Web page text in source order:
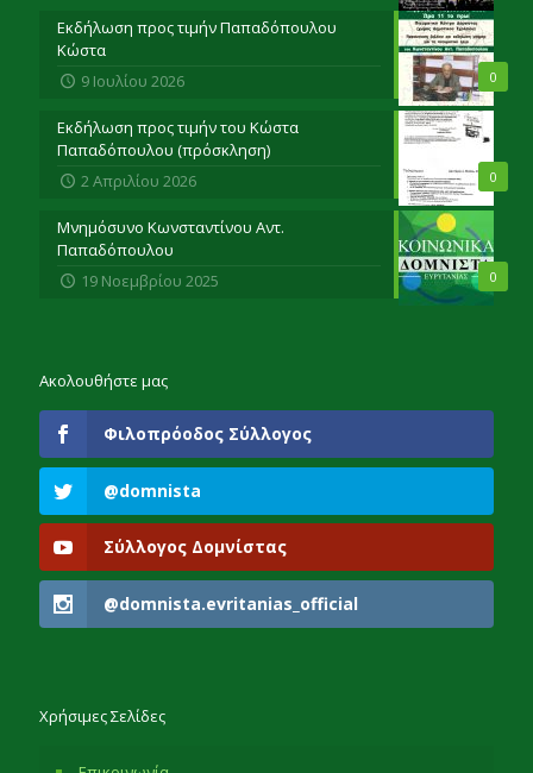
0
Εκδήλωση προς τιμήν Παπαδόπουλου
Κώστα
9 Ιουλίου 2026
0
Εκδήλωση προς τιμήν του Κώστα
Παπαδόπουλου (πρόσκληση)
2 Απριλίου 2026
0
Μνημόσυνο Κωνσταντίνου Αντ.
Παπαδόπουλου
19 Νοεμβρίου 2025
Ακολουθήστε μας
Φιλοπρόοδος Σύλλογος
@domnista
Σύλλογος Δομνίστας
@domnista.evritanias_official
Χρήσιμες Σελίδες